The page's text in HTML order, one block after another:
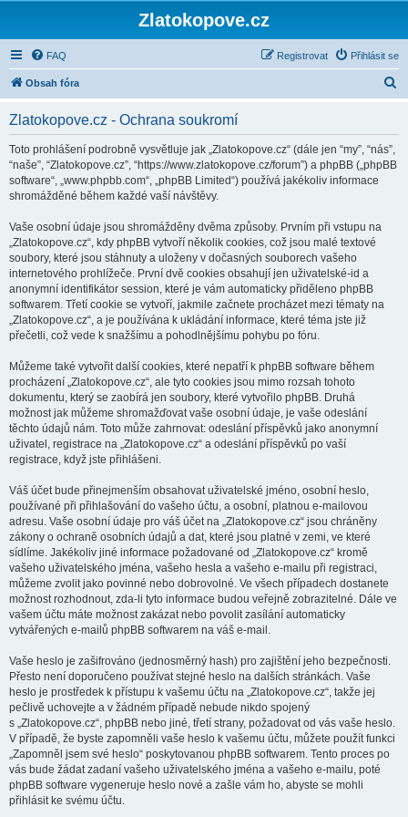
Zlatokopove.cz
FAQ Přihlásit se
Registrovat
Obsah fóra
Zlatokopove.cz - Ochrana soukromí
Toto prohlášení podrobně vysvětluje jak „Zlatokopove.cz“ (dále jen “my”, “nás”,
“naše”, “Zlatokopove.cz”, “https://www.zlatokopove.cz/forum”) a phpBB („phpBB
software“, „www.phpbb.com“, „phpBB Limited“) používá jakékoliv informace
shromážděné během každé vaší návštěvy.
Vaše osobní údaje jsou shromážděny dvěma způsoby. Prvním při vstupu na
„Zlatokopove.cz“, kdy phpBB vytvoří několik cookies, což jsou malé textové
soubory, které jsou stáhnuty a uloženy v dočasných souborech vašeho
internetového prohlížeče. První dvě cookies obsahují jen uživatelské-id a
anonymní identifikátor session, které je vám automaticky přiděleno phpBB
softwarem. Třetí cookie se vytvoří, jakmile začnete procházet mezi tématy na
„Zlatokopove.cz“, a je používána k ukládání informace, které téma jste již
přečetli, což vede k snažšímu a pohodlnějšímu pohybu po fóru.
Můžeme také vytvořit další cookies, které nepatří k phpBB software během
procházení „Zlatokopove.cz“, ale tyto cookies jsou mimo rozsah tohoto
dokumentu, který se zaobírá jen soubory, které vytvořilo phpBB. Druhá
možnost jak můžeme shromažďovat vaše osobní údaje, je vaše odeslání
těchto údajů nám. Toto může zahrnovat: odeslání příspěvků jako anonymní
uživatel, registrace na „Zlatokopove.cz“ a odeslání příspěvků po vaší
registrace, když jste přihlášeni.
Váš účet bude přinejmenším obsahovat uživatelské jméno, osobní heslo,
používané při přihlašování do vašeho účtu, a osobní, platnou e-mailovou
adresu. Vaše osobní údaje pro váš účet na „Zlatokopove.cz“ jsou chráněny
zákony o ochraně osobních údajů a dat, které jsou platné v zemi, ve které
sídlíme. Jakékoliv jiné informace požadované od „Zlatokopove.cz“ kromě
vašeho uživatelského jména, vašeho hesla a vašeho e-mailu při registraci,
můžeme zvolit jako povinné nebo dobrovolné. Ve všech případech dostanete
možnost rozhodnout, zda-li tyto informace budou veřejně zobrazitelné. Dále ve
vašem účtu máte možnost zakázat nebo povolit zasílání automaticky
vytvářených e-mailů phpBB softwarem na váš e-mail.
Vaše heslo je zašifrováno (jednosměrný hash) pro zajištění jeho bezpečnosti.
Přesto není doporučeno používat stejné heslo na dalších stránkách. Vaše
heslo je prostředek k přístupu k vašemu účtu na „Zlatokopove.cz“, takže jej
pečlivě uchovejte a v žádném případě nebude nikdo spojený
s „Zlatokopove.cz“, phpBB nebo jiné, třetí strany, požadovat od vás vaše heslo.
V případě, že byste zapomněli vaše heslo k vašemu účtu, můžete použít funkci
„Zapomněl jsem své heslo“ poskytovanou phpBB softwarem. Tento proces po
vás bude žádat zadaní vašeho uživatelského jména a vašeho e-mailu, poté
phpBB software vygeneruje heslo nové a zašle vám ho, abyste se mohli
přihlásit ke svému účtu.